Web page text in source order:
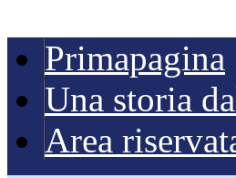
Primapagina
Una storia
Area